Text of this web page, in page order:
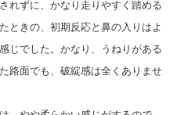
れずに、かなり走りやすく踏める
ときの、初期反応と鼻の入りはよ
じでした。かなり、うねりがある
路面でも、破綻感は全くありませ